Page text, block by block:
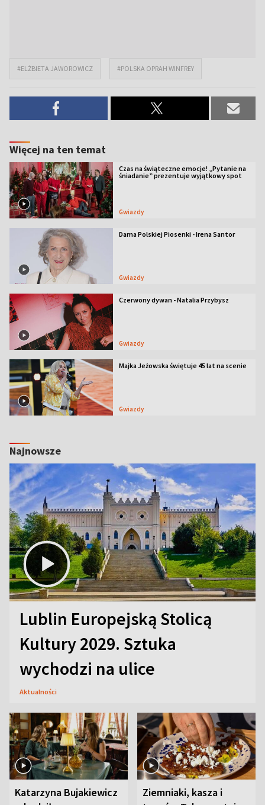
#ELŻBIETA JAWOROWICZ #POLSKA OPRAH WINFREY
Więcej na ten temat
Czas na świąteczne emocje! „Pytanie na
śniadanie” prezentuje wyjątkowy spot
Gwiazdy
Dama Polskiej Piosenki - Irena Santor
Gwiazdy
Czerwony dywan - Natalia Przybysz
Gwiazdy
Majka Jeżowska świętuje 45 lat na scenie
Gwiazdy
Najnowsze
Lublin Europejską Stolicą
Kultury 2029. Sztuka
wychodzi na ulice
Aktualności
Katarzyna Bujakiewicz
Ziemniaki, kasza i